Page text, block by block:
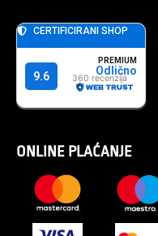
ONLINE PLAĆANJE